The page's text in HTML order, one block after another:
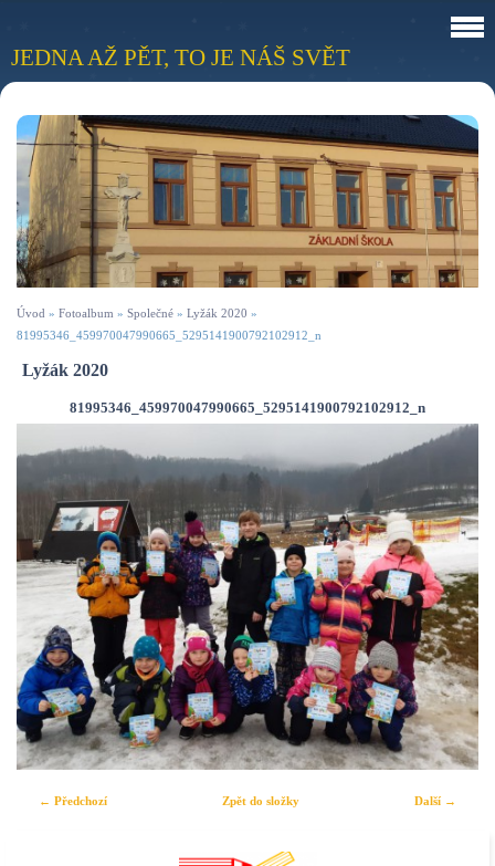
JEDNA AŽ PĚT, TO JE NÁŠ SVĚT
Úvod » Fotoalbum » Společné » Lyžák 2020 »
81995346_459970047990665_5295141900792102912_n
Lyžák 2020
81995346_459970047990665_5295141900792102912_n
← Předchozí Další →
Zpět do složky